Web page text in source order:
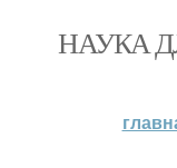
НАУКА